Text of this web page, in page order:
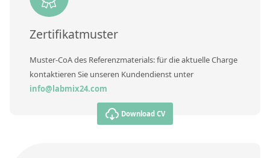
Zertifikatmuster
Muster-CoA des Referenzmaterials: für die aktuelle Charge
kontaktieren Sie unseren Kundendienst unter
info@labmix24.com
Download CV